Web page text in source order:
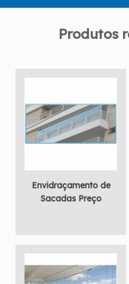
Produtos
Envidraçamento de
Sacadas Preço